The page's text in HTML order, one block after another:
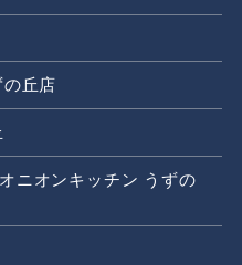
丘店
ニオンキッチン うずの